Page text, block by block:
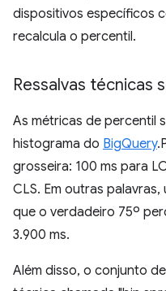
dispositivos específicos
recalcula o percentil.
Ressalvas técnicas
As métricas de percentil
histograma do BigQuery
grosseira: 100 ms para
CLS. Em outras palavras,
que o verdadeiro 75º
3.900 ms.
Além disso, o conjunto